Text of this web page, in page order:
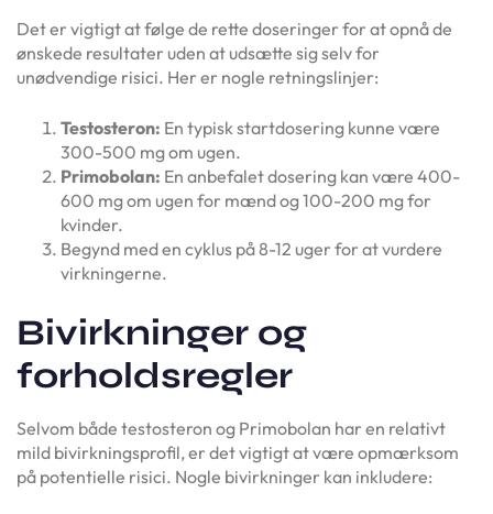
Det er vigtigt at følge de rette doseringer for at opnå de
ønskede resultater uden at udsætte sig selv for
unødvendige risici. Her er nogle retningslinjer:
Testosteron: En typisk startdosering kunne være
300-500 mg om ugen.
Primobolan: En anbefalet dosering kan være 400-
600 mg om ugen for mænd og 100-200 mg for
kvinder.
Begynd med en cyklus på 8-12 uger for at vurdere
virkningerne.
Bivirkninger og
forholdsregler
Selvom både testosteron og Primobolan har en relativt
mild bivirkningsprofil, er det vigtigt at være opmærksom
på potentielle risici. Nogle bivirkninger kan inkludere: